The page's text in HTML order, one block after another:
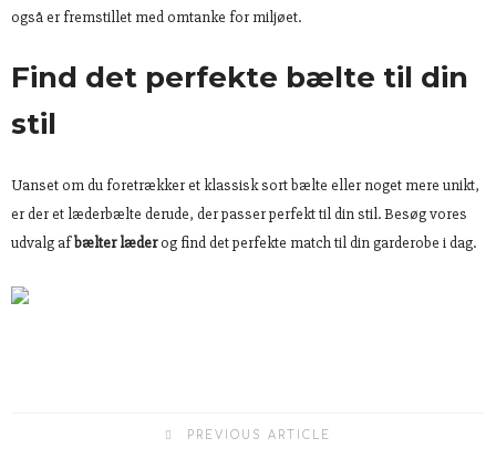
også er fremstillet med omtanke for miljøet.
Find det perfekte bælte til din
stil
Uanset om du foretrækker et klassisk sort bælte eller noget mere unikt,
er der et læderbælte derude, der passer perfekt til din stil. Besøg vores
udvalg afbælter læderog find det perfekte match til din garderobe i dag.
PREVIOUS ARTICLE